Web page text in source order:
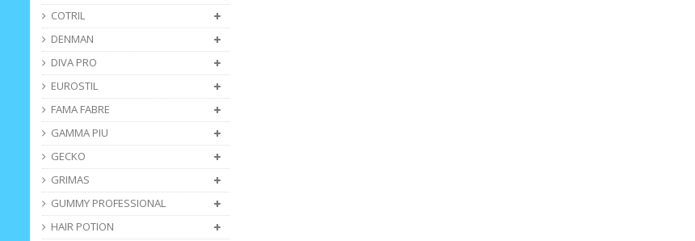
COTRIL
DENMAN
DIVA PRO
EUROSTIL
FAMA FABRE
GAMMA PIU
GECKO
GRIMAS
GUMMY PROFESSIONAL
HAIR POTION